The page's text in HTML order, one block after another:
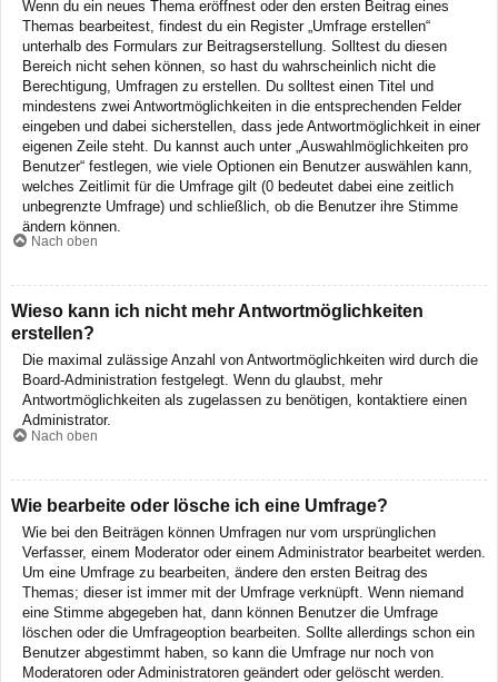
Wenn du ein neues Thema eröffnest oder den ersten Beitrag eines
Themas bearbeitest, findest du ein Register „Umfrage erstellen“
unterhalb des Formulars zur Beitragserstellung. Solltest du diesen
Bereich nicht sehen können, so hast du wahrscheinlich nicht die
Berechtigung, Umfragen zu erstellen. Du solltest einen Titel und
mindestens zwei Antwortmöglichkeiten in die entsprechenden Felder
eingeben und dabei sicherstellen, dass jede Antwortmöglichkeit in einer
eigenen Zeile steht. Du kannst auch unter „Auswahlmöglichkeiten pro
Benutzer“ festlegen, wie viele Optionen ein Benutzer auswählen kann,
welches Zeitlimit für die Umfrage gilt (0 bedeutet dabei eine zeitlich
unbegrenzte Umfrage) und schließlich, ob die Benutzer ihre Stimme
ändern können.
Nach oben
Wieso kann ich nicht mehr Antwortmöglichkeiten
erstellen?
Die maximal zulässige Anzahl von Antwortmöglichkeiten wird durch die
Board-Administration festgelegt. Wenn du glaubst, mehr
Antwortmöglichkeiten als zugelassen zu benötigen, kontaktiere einen
Administrator.
Nach oben
Wie bearbeite oder lösche ich eine Umfrage?
Wie bei den Beiträgen können Umfragen nur vom ursprünglichen
Verfasser, einem Moderator oder einem Administrator bearbeitet werden.
Um eine Umfrage zu bearbeiten, ändere den ersten Beitrag des
Themas; dieser ist immer mit der Umfrage verknüpft. Wenn niemand
eine Stimme abgegeben hat, dann können Benutzer die Umfrage
löschen oder die Umfrageoption bearbeiten. Sollte allerdings schon ein
Benutzer abgestimmt haben, so kann die Umfrage nur noch von
Moderatoren oder Administratoren geändert oder gelöscht werden.